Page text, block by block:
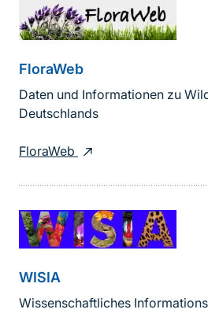
FloraWeb
Daten und Informationen zu
Deutschlands
FloraWeb
WISIA
Wissenschaftliches